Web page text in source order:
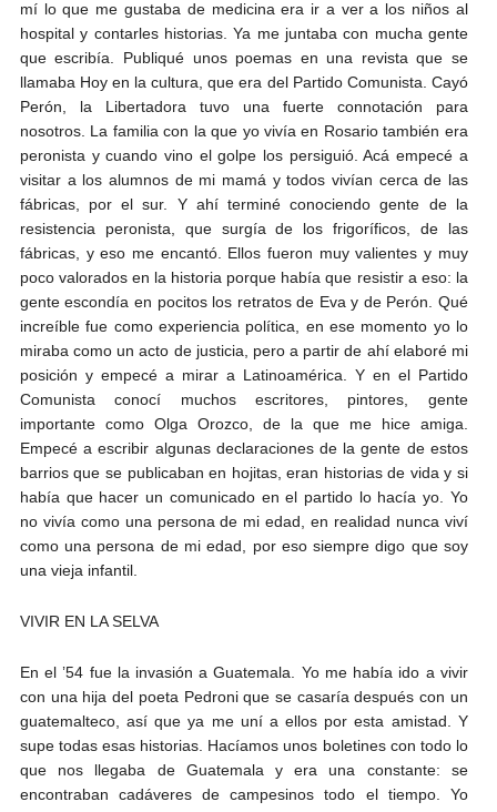
mí lo que me gustaba de medicina era ir a ver a los niños al
hospital y contarles historias. Ya me juntaba con mucha gente
que escribía. Publiqué unos poemas en una revista que se
llamaba Hoy en la cultura, que era del Partido Comunista. Cayó
Perón, la Libertadora tuvo una fuerte connotación para
nosotros. La familia con la que yo vivía en Rosario también era
peronista y cuando vino el golpe los persiguió. Acá empecé a
visitar a los alumnos de mi mamá y todos vivían cerca de las
fábricas, por el sur. Y ahí terminé conociendo gente de la
resistencia peronista, que surgía de los frigoríficos, de las
fábricas, y eso me encantó. Ellos fueron muy valientes y muy
poco valorados en la historia porque había que resistir a eso: la
gente escondía en pocitos los retratos de Eva y de Perón. Qué
increíble fue como experiencia política, en ese momento yo lo
miraba como un acto de justicia, pero a partir de ahí elaboré mi
posición y empecé a mirar a Latinoamérica. Y en el Partido
Comunista conocí muchos escritores, pintores, gente
importante como Olga Orozco, de la que me hice amiga.
Empecé a escribir algunas declaraciones de la gente de estos
barrios que se publicaban en hojitas, eran historias de vida y si
había que hacer un comunicado en el partido lo hacía yo. Yo
no vivía como una persona de mi edad, en realidad nunca viví
como una persona de mi edad, por eso siempre digo que soy
una vieja infantil.
VIVIR EN LA SELVA
En el ’54 fue la invasión a Guatemala. Yo me había ido a vivir
con una hija del poeta Pedroni que se casaría después con un
guatemalteco, así que ya me uní a ellos por esta amistad. Y
supe todas esas historias. Hacíamos unos boletines con todo lo
que nos llegaba de Guatemala y era una constante: se
encontraban cadáveres de campesinos todo el tiempo. Yo